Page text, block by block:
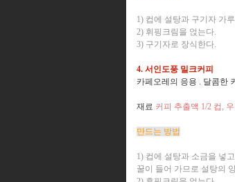
1) 컵에 설탕과 구기자 가
2) 휘핑크림을 얹는다.
3) 구기자로 장식한다.
4. 서인도풍 밀크커피
카페오레의 응용 . 달콤한
재료 커피 추출액 1/2 컵,
만드는 방법
1) 컵에 설탕과 소금을 넣
꿀이 들어 가므로 설탕의